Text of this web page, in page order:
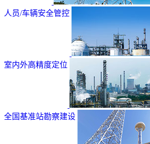
人员/车辆安全管控
室内外高精度定位
全国基准站勘察建设